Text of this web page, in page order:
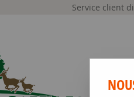
Service client